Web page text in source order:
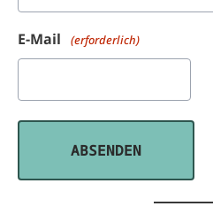
E-Mail (erforderlich)